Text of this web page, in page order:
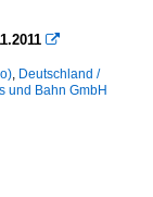

, Deutschland /
und Bahn GmbH